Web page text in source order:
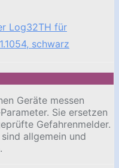
Log32TH für
schwarz
Geräte messen
Sie ersetzen
Gefahrenmelder.
allgemein und